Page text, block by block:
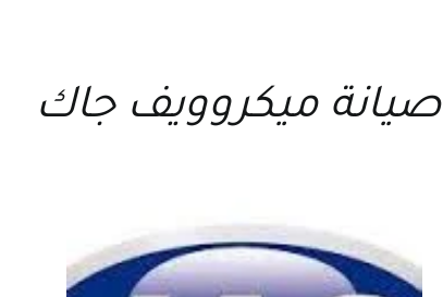
صيانة ميكروويف جاك